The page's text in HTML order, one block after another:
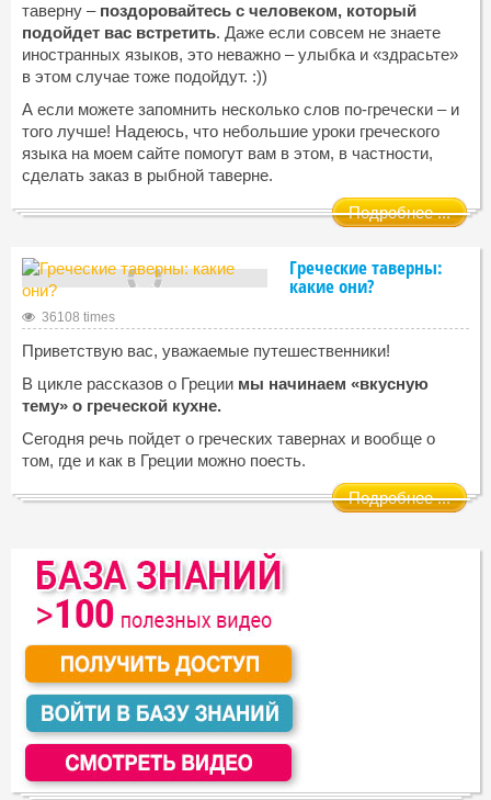
таверну – поздоровайтесь с человеком, который
подойдет вас встретить. Даже если совсем не знаете
иностранных языков, это неважно – улыбка и «здрасьте»
в этом случае тоже подойдут. :))
А если можете запомнить несколько слов по-гречески – и
того лучше! Надеюсь, что небольшие уроки греческого
языка на моем сайте помогут вам в этом, в частности,
сделать заказ в рыбной таверне.
Подробнее ...
Греческие таверны:
какие они?
36108 times
Приветствую вас, уважаемые путешественники!
В цикле рассказов о Греции мы начинаем «вкусную
тему» о греческой кухне.
Сегодня речь пойдет о греческих тавернах и вообще о
том, где и как в Греции можно поесть.
Подробнее ...